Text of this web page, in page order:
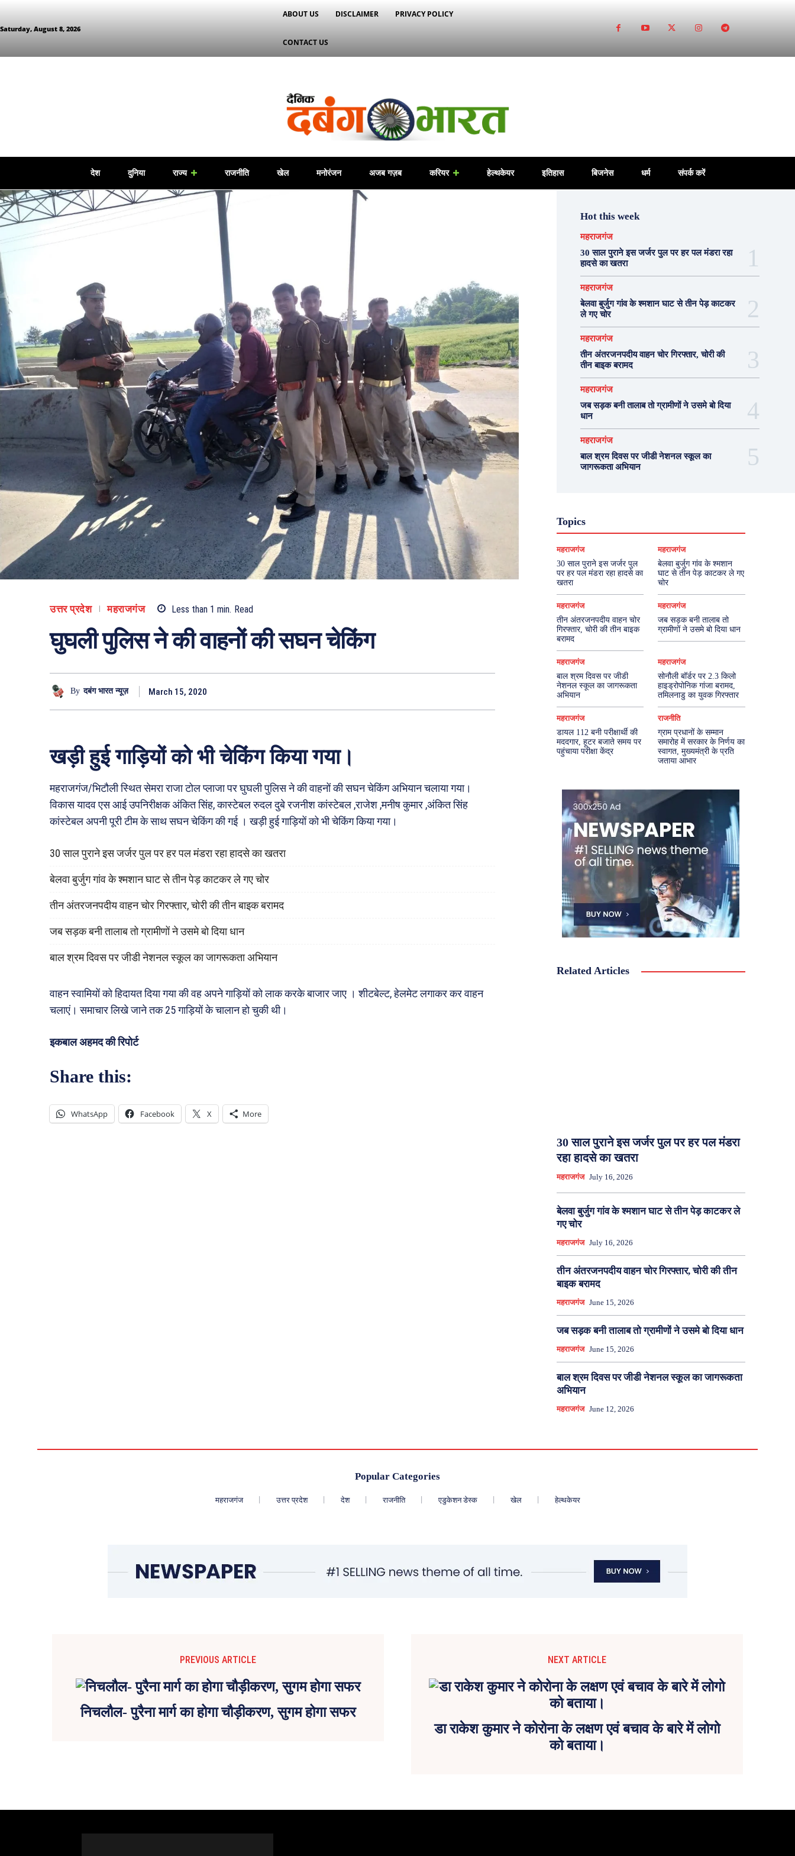
Saturday, August 8, 2026
ABOUT US DISCLAIMER PRIVACY POLICY
CONTACT US
देश दुनिया राज्य राजनीति खेल मनोरंजन अजब गज़ब करियर हेल्थकेयर इतिहास बिजनेस धर्म संपर्क करें
उत्तर प्रदेश महराजगंज Less than 1 min. Read
घुघली पुलिस ने की वाहनों की सघन चेकिंग
By दबंग भारत न्यूज़ March 15, 2020
खड़ी हुई गाड़ियों को भी चेकिंग किया गया।
महराजगंज/भिटौली स्थित सेमरा राजा टोल प्लाजा पर घुघली पुलिस ने की वाहनों की सघन चेकिंग अभियान चलाया गया।
विकास यादव एस आई उपनिरीक्षक अंकित सिंह, कास्टेबल रुदल दुबे रजनीश कांस्टेबल ,राजेश ,मनीष कुमार ,अंकित सिंह
कांस्टेबल अपनी पूरी टीम के साथ सघन चेकिंग की गई । खड़ी हुई गाड़ियों को भी चेकिंग किया गया।
30 साल पुराने इस जर्जर पुल पर हर पल मंडरा रहा हादसे का खतरा
बेलवा बुर्जुग गांव के श्मशान घाट से तीन पेड़ काटकर ले गए चोर
तीन अंतरजनपदीय वाहन चोर गिरफ्तार, चोरी की तीन बाइक बरामद
जब सड़क बनी तालाब तो ग्रामीणों ने उसमे बो दिया धान
बाल श्रम दिवस पर जीडी नेशनल स्कूल का जागरूकता अभियान
वाहन स्वामियों को हिदायत दिया गया की वह अपने गाड़ियों को लाक करके बाजार जाए । शीटबेल्ट, हेलमेट लगाकर कर वाहन
चलाएं। समाचार लिखे जाने तक 25 गाड़ियों के चालान हो चुकी थी।
इकबाल अहमद की रिपोर्ट
Share this:
WhatsApp Facebook X More
Hot this week
महराजगंज
30 साल पुराने इस जर्जर पुल पर हर पल मंडरा रहा
हादसे का खतरा
महराजगंज
बेलवा बुर्जुग गांव के श्मशान घाट से तीन पेड़ काटकर
ले गए चोर
महराजगंज
तीन अंतरजनपदीय वाहन चोर गिरफ्तार, चोरी की
तीन बाइक बरामद
महराजगंज
जब सड़क बनी तालाब तो ग्रामीणों ने उसमे बो दिया
धान
महराजगंज
बाल श्रम दिवस पर जीडी नेशनल स्कूल का
जागरूकता अभियान
Topics
महराजगंज
30 साल पुराने इस जर्जर पुल
पर हर पल मंडरा रहा हादसे का
खतरा
महराजगंज
बेलवा बुर्जुग गांव के श्मशान
घाट से तीन पेड़ काटकर ले गए
चोर
महराजगंज
तीन अंतरजनपदीय वाहन चोर
गिरफ्तार, चोरी की तीन बाइक
बरामद
महराजगंज
जब सड़क बनी तालाब तो
ग्रामीणों ने उसमे बो दिया धान
महराजगंज
बाल श्रम दिवस पर जीडी
नेशनल स्कूल का जागरूकता
अभियान
महराजगंज
सोनौली बॉर्डर पर 2.3 किलो
हाइड्रोपोनिक गांजा बरामद,
तमिलनाडु का युवक गिरफ्तार
महराजगंज
डायल 112 बनी परीक्षार्थी की
मददगार, हूटर बजाते समय पर
पहुंचाया परीक्षा केंद्र
राजनीति
ग्राम प्रधानों के सम्मान
समारोह में सरकार के निर्णय का
स्वागत, मुख्यमंत्री के प्रति
जताया आभार
Related Articles
30 साल पुराने इस जर्जर पुल पर हर पल मंडरा
रहा हादसे का खतरा
महराजगंज July 16, 2026
बेलवा बुर्जुग गांव के श्मशान घाट से तीन पेड़ काटकर ले
गए चोर
महराजगंज July 16, 2026
तीन अंतरजनपदीय वाहन चोर गिरफ्तार, चोरी की तीन
बाइक बरामद
महराजगंज June 15, 2026
जब सड़क बनी तालाब तो ग्रामीणों ने उसमे बो दिया धान
महराजगंज June 15, 2026
बाल श्रम दिवस पर जीडी नेशनल स्कूल का जागरूकता
अभियान
महराजगंज June 12, 2026
Popular Categories
महराजगंज उत्तर प्रदेश देश राजनीति एडुकेशन डेस्क खेल हेल्थकेयर
PREVIOUS ARTICLE
निचलौल- पुरैना मार्ग का होगा चौड़ीकरण, सुगम होगा सफर
NEXT ARTICLE
डा राकेश कुमार ने कोरोना के लक्षण एवं बचाव के बारे में लोगो
को बताया।